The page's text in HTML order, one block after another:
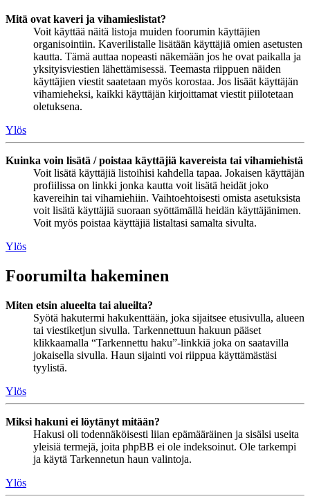
Mitä ovat kaveri ja vihamieslistat?
Voit käyttää näitä listoja muiden foorumin käyttäjien
organisointiin. Kaverilistalle lisätään käyttäjiä omien asetusten
kautta. Tämä auttaa nopeasti näkemään jos he ovat paikalla ja
yksityisviestien lähettämisessä. Teemasta riippuen näiden
käyttäjien viestit saatetaan myös korostaa. Jos lisäät käyttäjän
vihamieheksi, kaikki käyttäjän kirjoittamat viestit piilotetaan
oletuksena.
Ylös
Kuinka voin lisätä / poistaa käyttäjiä kavereista tai vihamiehistä
Voit lisätä käyttäjiä listoihisi kahdella tapaa. Jokaisen käyttäjän
profiilissa on linkki jonka kautta voit lisätä heidät joko
kavereihin tai vihamiehiin. Vaihtoehtoisesti omista asetuksista
voit lisätä käyttäjiä suoraan syöttämällä heidän käyttäjänimen.
Voit myös poistaa käyttäjiä listaltasi samalta sivulta.
Ylös
Foorumilta hakeminen
Miten etsin alueelta tai alueilta?
Syötä hakutermi hakukenttään, joka sijaitsee etusivulla, alueen
tai viestiketjun sivulla. Tarkennettuun hakuun pääset
klikkaamalla “Tarkennettu haku”-linkkiä joka on saatavilla
jokaisella sivulla. Haun sijainti voi riippua käyttämästäsi
tyylistä.
Ylös
Miksi hakuni ei löytänyt mitään?
Hakusi oli todennäköisesti liian epämääräinen ja sisälsi useita
yleisiä termejä, joita phpBB ei ole indeksoinut. Ole tarkempi
ja käytä Tarkennetun haun valintoja.
Ylös